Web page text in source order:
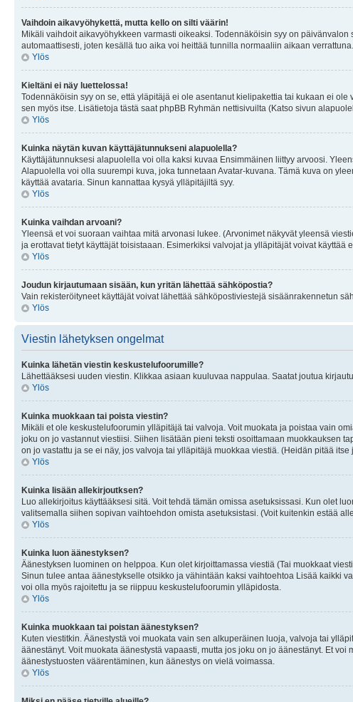
Vaihdoin aikavyöhykettä, mutta kello on silti väärin!
Mikäli vaihdoit aikavyöhykkeen varmasti oikeaksi. Todennäköisin syy on
automaattisesti, joten kesällä tuo aika voi heittää tunnilla normaaliin aikaan verrattuna.
Ylös
Kieltäni ei näy luettelossa!
Todennäköisin syy on se, että yläpitäjä ei ole asentanut kielipakettia tai kukaan ei
sen myös itse. Lisätietoja tästä saat phpBB Ryhmän nettisivuilta (Katso sivun
Ylös
Kuinka näytän kuvan käyttäjätunnukseni alapuolella?
Käyttäjätunnuksesi alapuolella voi olla kaksi kuvaa Ensimmäinen liittyy arvoosi.
Alapuolella voi olla suurempi kuva, joka tunnetaan Avatar-kuvana. Tämä kuva on
käyttää avataria. Sinun kannattaa kysyä ylläpitäjiltä syy.
Ylös
Kuinka vaihdan arvoani?
Yleensä et voi suoraan vaihtaa mitä arvonasi lukee. (Arvonimet näkyvät yleensä
ja erottavat tietyt käyttäjät toisistaaan. Esimerkiksi valvojat ja ylläpitäjät voivat
Ylös
Joudun kirjautumaan sisään, kun yritän lähettää sähköpostia?
Vain rekisteröityneet käyttäjät voivat lähettää sähköpostiviestejä sisäänrakennetun
Ylös
Viestin lähetyksen ongelmat
Kuinka lähetän viestin keskustelufoorumille?
Lähettääksesi uuden viestin. Klikkaa asiaan kuuluvaa nappulaa. Saatat joutua
Ylös
Kuinka muokkaan tai poista viestin?
Mikäli et ole keskustelufoorumin ylläpitäjä tai valvoja. Voit muokata ja poistaa vain
joku on jo vastannut viestiisi. Siihen lisätään pieni teksti osoittamaan muokkauksen
on jo vastattu ja se ei näy, jos valvoja tai ylläpitäjä muokkaa viestiä. (Heidän pitää
Ylös
Kuinka lisään allekirjoutksen?
Luo allekirjoitus käyttääksesi sitä. Voit tehdä tämän omissa asetuksissasi. Kun olet
valitsemalla siihen sopivan vaihtoehdon omista asetuksistasi. (Voit kuitenkin estää
Ylös
Kuinka luon äänestyksen?
Äänestyksen luominen on helppoa. Kun olet kirjoittamassa viestiä (Tai muokkaat
Sinun tulee antaa äänestykselle otsikko ja vähintään kaksi vaihtoehtoa Lisää kaikki
voi olla myös rajoitettu ja se riippuu keskustelufoorumin ylläpidosta.
Ylös
Kuinka muokkaan tai poistan äänestyksen?
Kuten viestitkin. Äänestystä voi muokata vain sen alkuperäinen luoja, valvoja tai
äänestänyt. Voit muokata äänestystä vapaasti, mutta jos joku on jo äänestänyt. Et
äänestystuosten väärentäminen, kun äänestys on vielä voimassa.
Ylös